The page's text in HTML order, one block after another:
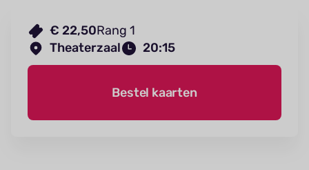
€ 22,50Rang 1
Theaterzaal
20:15
Bestel kaarten